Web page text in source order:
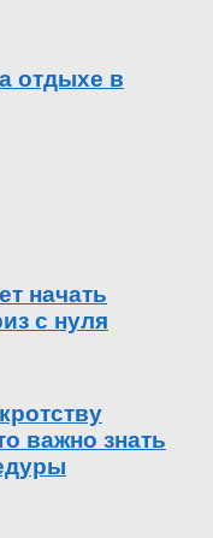
отдыхе в
начать
с нуля
важно знать